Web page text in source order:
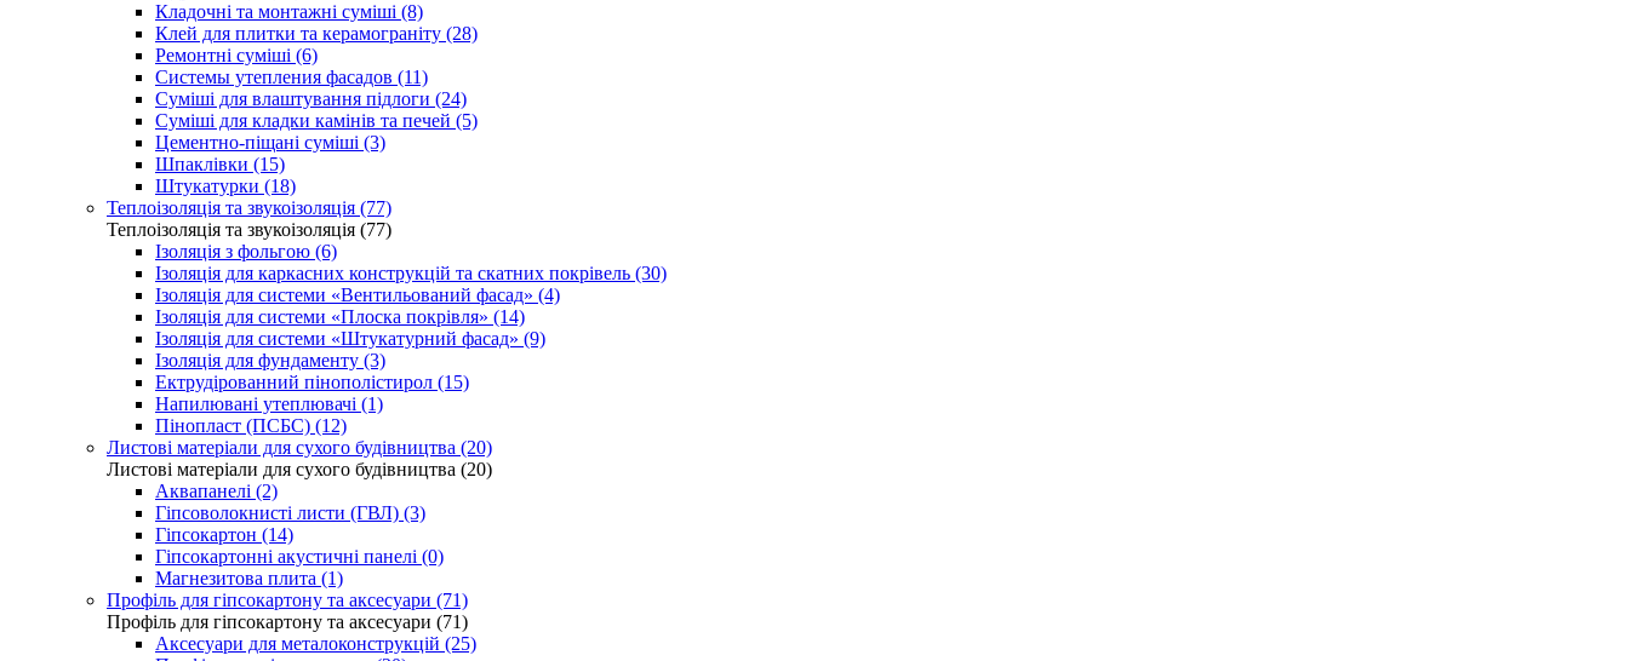
Кладочні та монтажні суміші (8)
Клей для плитки та керамограніту (28)
Ремонтні суміші (6)
Системы утепления фасадов (11)
Суміші для влаштування підлоги (24)
Суміші для кладки камінів та печей (5)
Цементно-піщані суміші (3)
Шпаклівки (15)
Штукатурки (18)
Теплоізоляція та звукоізоляція (77)
Теплоізоляція та звукоізоляція (77)
Ізоляція з фольгою (6)
Ізоляція для каркасних конструкцій та скатних покрівель (30)
Ізоляція для системи «Вентильований фасад» (4)
Ізоляція для системи «Плоска покрівля» (14)
Ізоляція для системи «Штукатурний фасад» (9)
Ізоляція для фундаменту (3)
Ектрудірованний пінополістирол (15)
Напилювані утеплювачі (1)
Пінопласт (ПСБС) (12)
Листові матеріали для сухого будівництва (20)
Листові матеріали для сухого будівництва (20)
Аквапанелі (2)
Гіпсоволокнисті листи (ГВЛ) (3)
Гіпсокартон (14)
Гіпсокартонні акустичні панелі (0)
Магнезитова плита (1)
Профіль для гіпсокартону та аксесуари (71)
Профіль для гіпсокартону та аксесуари (71)
Аксесуари для металоконструкцій (25)